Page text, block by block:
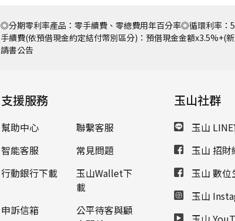
◎分期零利率產品：零手續費、零總費用年百分率◎循環利率
手續費(依預借現金約定結付幣別區分)：預借現金金額
請書公告
支援服務
幫助中心
聯繫客服
智能客服
常見問題
行動銀行下載
玉山Wallet下
載
申訴信箱
公平待客與顧
玉山社群
玉山
玉山 招財
玉山 數位
玉山